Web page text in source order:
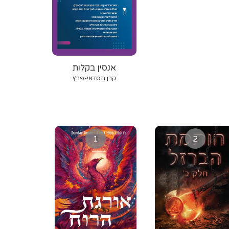
‫אנסין‬ ‫בקלות‬
‫קרן‬‫ חסדאי‬‫‪-‬‬‫פרץ‬
1 2